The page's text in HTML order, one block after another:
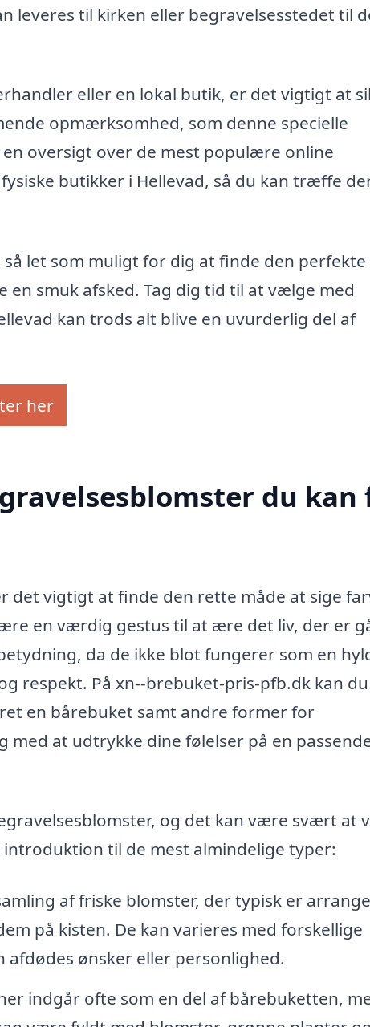
leveres til kirken eller begravelsesstedet til
eller en lokal butik, er det vigtigt at
opmærksomhed, som denne specielle
oversigt over de mest populære online
butikker i Hellevad, så du kan træffe
let som muligt for dig at finde den perfekte
smuk afsked. Tag dig tid til at vælge med
kan trods alt blive en uvurderlig del af
her
du kan
det vigtigt at finde den rette måde at sige
en værdig gestus til at ære det liv, der er
da de ikke blot fungerer som en
respekt. På xn--brebuket-pris-pfb.dk kan
en bårebuket samt andre former for
at udtrykke dine følelser på en
og det kan være svært at
til de mest almindelige typer:
af friske blomster, der typisk er
på kisten. De kan varieres med forskellige
ønsker eller personlighed.
indgår ofte som en del af bårebuketten,